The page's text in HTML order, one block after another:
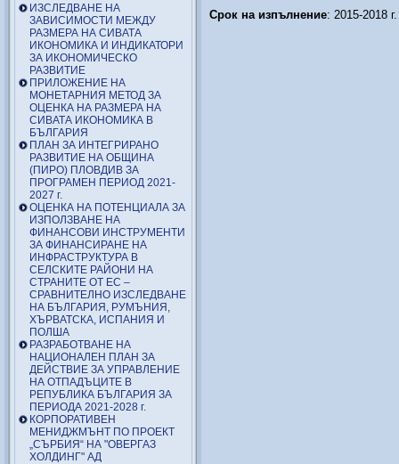
ИЗСЛЕДВАНЕ НА
ЗАВИСИМОСТИ МЕЖДУ
РАЗМЕРА НА СИВАТА
ИКОНОМИКА И ИНДИКАТОРИ
ЗА ИКОНОМИЧЕСКО
РАЗВИТИЕ
ПРИЛОЖЕНИЕ НА
МОНЕТАРНИЯ МЕТОД ЗА
ОЦЕНКА НА РАЗМЕРА НА
СИВАТА ИКОНОМИКА В
БЪЛГАРИЯ
ПЛАН ЗА ИНТЕГРИРАНО
РАЗВИТИЕ НА ОБЩИНА
(ПИРО) ПЛОВДИВ ЗА
ПРОГРАМЕН ПЕРИОД 2021-
2027 г.
ОЦЕНКА НА ПОТЕНЦИАЛА ЗА
ИЗПОЛЗВАНЕ НА
ФИНАНСОВИ ИНСТРУМЕНТИ
ЗА ФИНАНСИРАНЕ НА
ИНФРАСТРУКТУРА В
СЕЛСКИТЕ РАЙОНИ НА
СТРАНИТЕ ОТ ЕС –
СРАВНИТЕЛНО ИЗСЛЕДВАНЕ
НА БЪЛГАРИЯ, РУМЪНИЯ,
ХЪРВАТСКА, ИСПАНИЯ И
ПОЛША
РАЗРАБОТВАНЕ НА
НАЦИОНАЛЕН ПЛАН ЗА
ДЕЙСТВИЕ ЗА УПРАВЛЕНИЕ
НА ОТПАДЪЦИТЕ В
РЕПУБЛИКА БЪЛГАРИЯ ЗА
ПЕРИОДА 2021-2028 г.
КОРПОРАТИВЕН
МЕНИДЖМЪНТ ПО ПРОЕКТ
„СЪРБИЯ“ НА "ОВЕРГАЗ
ХОЛДИНГ" АД
Срок на изпълнение: 2015-2018 г.